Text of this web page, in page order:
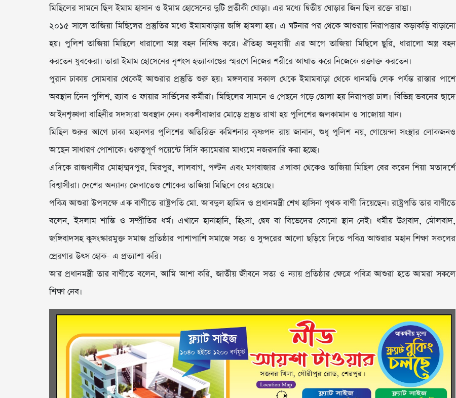
মিছিলের সামনে ছিল ইমাম হাসান ও ইমাম হোসেনের দুটি প্রতীকী ঘোড়া। এর মধ্যে দ্বিতীয় ঘোড়ার জিন ছিল রক্তে রাঙা।
২০১৫ সালে তাজিয়া মিছিলের প্রস্তুতির মধ্যে ইমামবাড়ায় জঙ্গি হামলা হয়। এ ঘটনার পর থেকে আশুরায় নিরাপত্তার কড়াকড়ি বাড়ানো
হয়। পুলিশ তাজিয়া মিছিলে ধারালো অস্ত্র বহন নিষিদ্ধ করে। ঐতিহ্য অনুযায়ী এর আগে তাজিয়া মিছিলে ছুরি, ধারালো অস্ত্র বহন
করতেন যুবকেরা। তারা ইমাম হোসেনের নৃশংস হত্যাকাণ্ডের স্মরণে নিজের শরীরে আঘাত করে নিজেকে রক্তাক্ত করতেন।
পুরান ঢাকায় সোমবার থেকেই আশুরার প্রস্তুতি শুরু হয়। মঙ্গলবার সকাল থেকে ইমামবাড়া থেকে ধানমণ্ডি লেক পর্যন্ত রাস্তার পাশে
অবস্থান নিেন পুলিশ, র‌্যাব ও ফায়ার সার্ভিসের কর্মীরা। মিছিলের সামনে ও পেছনে গড়ে তোলা হয় নিরাপত্তা ঢাল। বিভিন্ন ভবনের ছাদে
আইনশৃঙ্খলা বাহিনীর সদস্যরা অবস্থান নেন। বকশীবাজার মোড়ে প্রস্তুত রাখা হয় পুলিশের জলকামান ও সাজোয়া যান।
মিছিল শুরুর আগে ঢাকা মহানগর পুলিশের অতিরিক্ত কমিশনার কৃষ্ণপদ রায় জানান, শুধু পুলিশ নয়, গোয়েন্দা সংস্থার লোকজনও
আছেন সাধারণ পোশাকে। গুরুত্বপূর্ণ পয়েন্টে সিসি ক্যামেরার মাধ্যমে নজরদারি করা হচ্ছে।
এদিকে রাজধানীর মোহাম্মদপুর, মিরপুর, লালবাগ, পল্টন এবং মগবাজার এলাকা থেকেও তাজিয়া মিছিল বের করেন শিয়া মতাদর্শে
বিশ্বাসীরা। দেশের অন্যান্য জেলাতেও শোকের তাজিয়া মিছিলে বের হয়েছে।
পবিত্র আশুরা উপলক্ষে এক বাণীতে রাষ্ট্রপতি মো. আবদুল হামিদ ও প্রধানমন্ত্রী শেখ হাসিনা পৃথক বাণী দিয়েছেন। রাষ্ট্রপতি তার বাণীতে
বলেন, ইসলাম শান্তি ও সম্প্রীতির ধর্ম। এখানে হানাহানি, হিংসা, দ্বেষ বা বিভেদের কোনো স্থান নেই। ধর্মীয় উগ্রবাদ, মৌলবাদ,
জঙ্গিবাদসহ কুসংস্কারমুক্ত সমাজ প্রতিষ্ঠার পাশাপাশি সমাজে সত্য ও সুন্দরের আলো ছড়িয়ে দিতে পবিত্র আশুরার মহান শিক্ষা সকলের
প্রেরণার উৎস হোক- এ প্রত্যাশা করি।
আর প্রধানমন্ত্রী তার বাণীতে বলেন, আমি আশা করি, জাতীয় জীবনে সত্য ও ন্যায় প্রতিষ্ঠার ক্ষেত্রে পবিত্র আশুরা হতে আমরা সকলে
শিক্ষা নেব।